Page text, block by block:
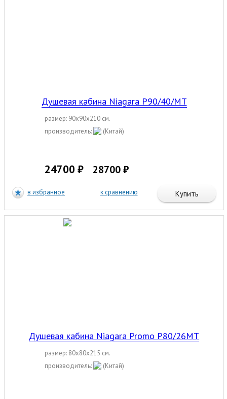
Душевая кабина Niagara P90/40/MT
размер: 90x90x210 см.
производитель:
(Китай)
24700 ₽ 28700 ₽
в избранное к сравнению Купить
Душевая кабина Niagara Promo P80/26MT
размер: 80x80x215 см.
производитель:
(Китай)